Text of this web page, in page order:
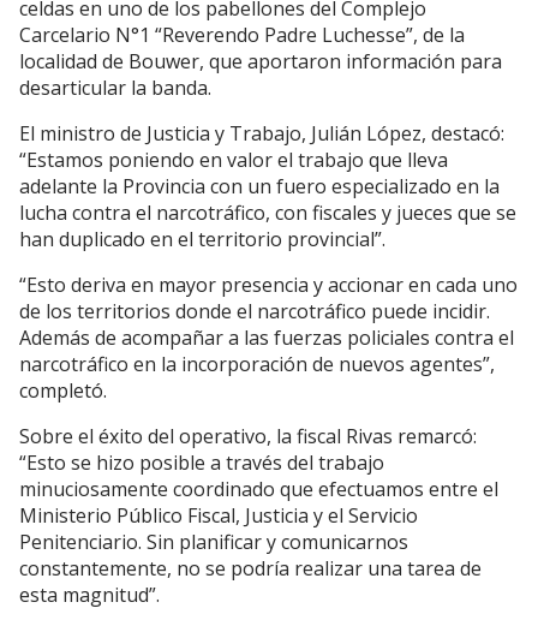
celdas en uno de los pabellones del Complejo
Carcelario N°1 “Reverendo Padre Luchesse”, de la
localidad de Bouwer, que aportaron información para
desarticular la banda.
El ministro de Justicia y Trabajo, Julián López, destacó:
“Estamos poniendo en valor el trabajo que lleva
adelante la Provincia con un fuero especializado en la
lucha contra el narcotráfico, con fiscales y jueces que se
han duplicado en el territorio provincial”.
“Esto deriva en mayor presencia y accionar en cada uno
de los territorios donde el narcotráfico puede incidir.
Además de acompañar a las fuerzas policiales contra el
narcotráfico en la incorporación de nuevos agentes”,
completó.
Sobre el éxito del operativo, la fiscal Rivas remarcó:
“Esto se hizo posible a través del trabajo
minuciosamente coordinado que efectuamos entre el
Ministerio Público Fiscal, Justicia y el Servicio
Penitenciario. Sin planificar y comunicarnos
constantemente, no se podría realizar una tarea de
esta magnitud”.